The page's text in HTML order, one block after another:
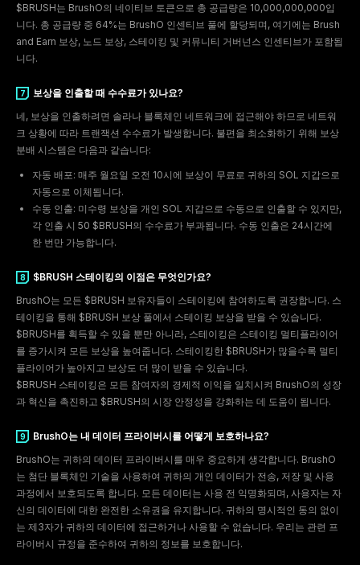
$BRUSH는 BrushO의 네이티브 토큰으로 총 공급량은 10,000,000,000입
니다. 총 공급량 중 64%는 BrushO 인센티브 풀에 할당되며, 여기에는 Brush
and Earn 보상, 노드 보상, 스테이킹 및 커뮤니티 거버넌스 인센티브가 포함됩
니다.
7
보상을 인출할 때 수수료가 있나요?
네, 보상을 인출하려면 솔라나 블록체인 네트워크에 접근해야 하므로 네트워
크 상황에 따라 트랜잭션 수수료가 발생합니다. 불편을 최소화하기 위해 보상
분배 시스템은 다음과 같습니다:
자동 배포: 매주 월요일 오전 10시에 보상이 무료로 귀하의 SOL 지갑으로
자동으로 이체됩니다.
수동 인출: 미수령 보상을 개인 SOL 지갑으로 수동으로 인출할 수 있지만,
각 인출 시 50 $BRUSH의 수수료가 부과됩니다. 수동 인출은 24시간에
한 번만 가능합니다.
$BRUSH 스테이킹의 이점은 무엇인가요?
BrushO는 모든 $BRUSH 보유자들이 스테이킹에 참여하도록 권장합니다. 스
테이킹을 통해 $BRUSH 보상 풀에서 스테이킹 보상을 받을 수 있습니다.
$BRUSH를 획득할 수 있을 뿐만 아니라, 스테이킹은 스테이킹 멀티플라이어
를 증가시켜 모든 보상을 높여줍니다. 스테이킹한 $BRUSH가 많을수록 멀티
플라이어가 높아지고 보상도 더 많이 받을 수 있습니다.
$BRUSH 스테이킹은 모든 참여자의 경제적 이익을 일치시켜 BrushO의 성장
과 혁신을 촉진하고 $BRUSH의 시장 안정성을 강화하는 데 도움이 됩니다.
BrushO는 내 데이터 프라이버시를 어떻게 보호하나요?
BrushO는 귀하의 데이터 프라이버시를 매우 중요하게 생각합니다. BrushO
는 첨단 블록체인 기술을 사용하여 귀하의 개인 데이터가 전송, 저장 및 사용
과정에서 보호되도록 합니다. 모든 데이터는 사용 전 익명화되며, 사용자는 자
신의 데이터에 대한 완전한 소유권을 유지합니다. 귀하의 명시적인 동의 없이
는 제3자가 귀하의 데이터에 접근하거나 사용할 수 없습니다. 우리는 관련 프
라이버시 규정을 준수하여 귀하의 정보를 보호합니다.